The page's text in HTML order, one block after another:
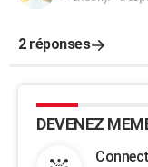
2 réponses
DEVENEZ